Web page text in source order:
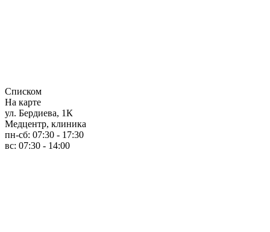
Списком
На карте
ул. Бердиева, 1К
Медцентр, клиника
пн-сб: 07:30 - 17:30
вс: 07:30 - 14:00